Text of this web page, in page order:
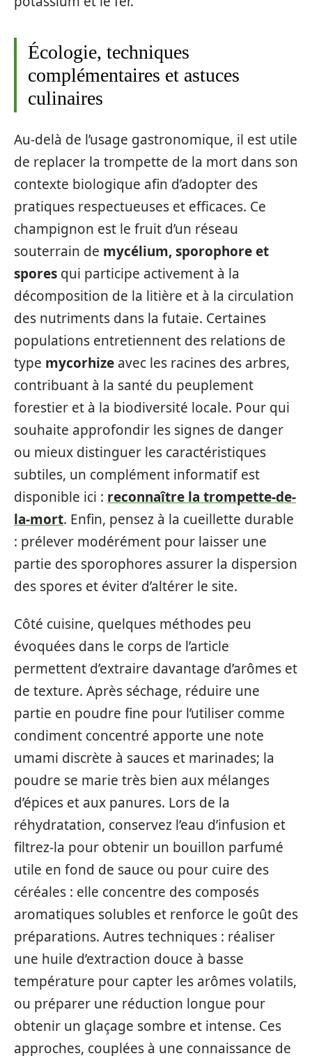
Écologie, techniques
complémentaires et astuces
culinaires
Au-delà de l’usage gastronomique, il est utile
de replacer la trompette de la mort dans son
contexte biologique afin d’adopter des
pratiques respectueuses et efficaces. Ce
champignon est le fruit d’un réseau
souterrain de mycélium, sporophore et
spores qui participe activement à la
décomposition de la litière et à la circulation
des nutriments dans la futaie. Certaines
populations entretiennent des relations de
type mycorhize avec les racines des arbres,
contribuant à la santé du peuplement
forestier et à la biodiversité locale. Pour qui
souhaite approfondir les signes de danger
ou mieux distinguer les caractéristiques
subtiles, un complément informatif est
disponible ici : reconnaître la trompette-de-
la-mort. Enfin, pensez à la cueillette durable
: prélever modérément pour laisser une
partie des sporophores assurer la dispersion
des spores et éviter d’altérer le site.
Côté cuisine, quelques méthodes peu
évoquées dans le corps de l’article
permettent d’extraire davantage d’arômes et
de texture. Après séchage, réduire une
partie en poudre fine pour l’utiliser comme
condiment concentré apporte une note
umami discrète à sauces et marinades; la
poudre se marie très bien aux mélanges
d’épices et aux panures. Lors de la
réhydratation, conservez l’eau d’infusion et
filtrez-la pour obtenir un bouillon parfumé
utile en fond de sauce ou pour cuire des
céréales : elle concentre des composés
aromatiques solubles et renforce le goût des
préparations. Autres techniques : réaliser
une huile d’extraction douce à basse
température pour capter les arômes volatils,
ou préparer une réduction longue pour
obtenir un glaçage sombre et intense. Ces
approches, couplées à une connaissance de